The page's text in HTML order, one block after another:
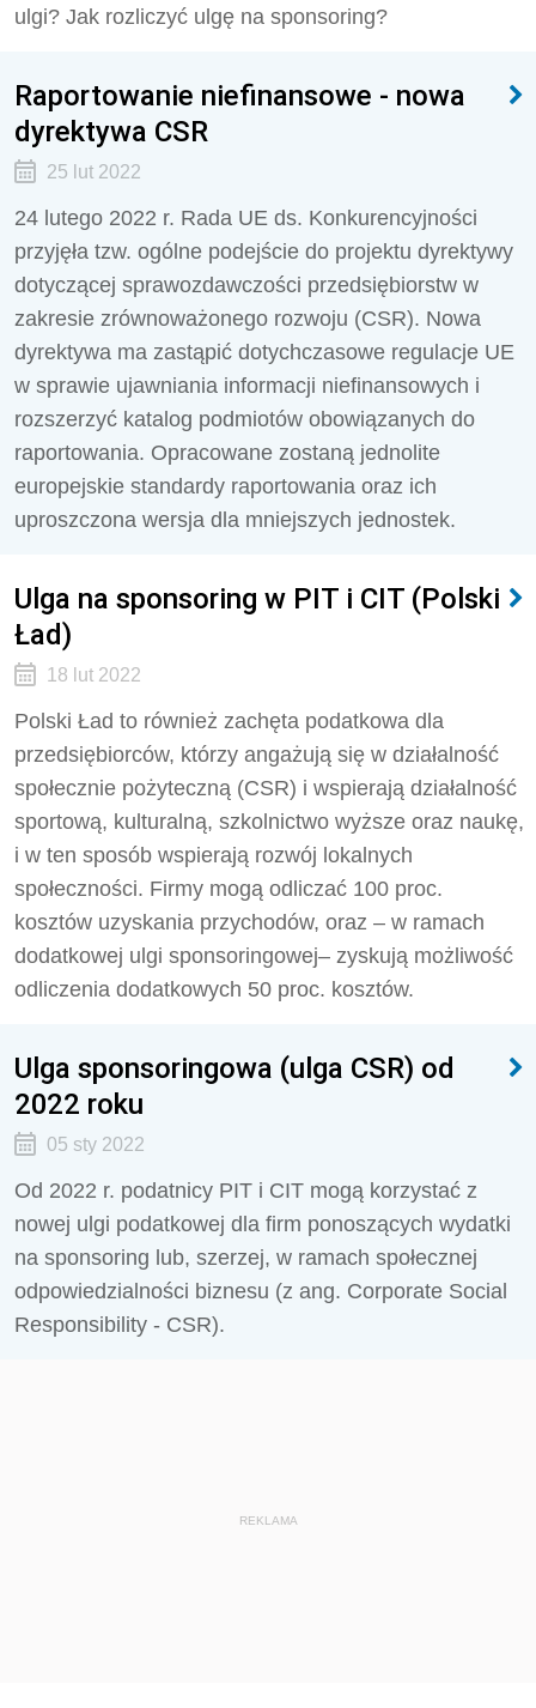
ulgi? Jak rozliczyć ulgę na sponsoring?
Raportowanie niefinansowe - nowa
dyrektywa CSR
25 lut 2022
24 lutego 2022 r. Rada UE ds. Konkurencyjności
przyjęła tzw. ogólne podejście do projektu dyrektywy
dotyczącej sprawozdawczości przedsiębiorstw w
zakresie zrównoważonego rozwoju (CSR). Nowa
dyrektywa ma zastąpić dotychczasowe regulacje UE
w sprawie ujawniania informacji niefinansowych i
rozszerzyć katalog podmiotów obowiązanych do
raportowania. Opracowane zostaną jednolite
europejskie standardy raportowania oraz ich
uproszczona wersja dla mniejszych jednostek.
Ulga na sponsoring w PIT i CIT (Polski
Ład)
18 lut 2022
Polski Ład to również zachęta podatkowa dla
przedsiębiorców, którzy angażują się w działalność
społecznie pożyteczną (CSR) i wspierają działalność
sportową, kulturalną, szkolnictwo wyższe oraz naukę,
i w ten sposób wspierają rozwój lokalnych
społeczności. Firmy mogą odliczać 100 proc.
kosztów uzyskania przychodów, oraz – w ramach
dodatkowej ulgi sponsoringowej– zyskują możliwość
odliczenia dodatkowych 50 proc. kosztów.
Ulga sponsoringowa (ulga CSR) od
2022 roku
05 sty 2022
Od 2022 r. podatnicy PIT i CIT mogą korzystać z
nowej ulgi podatkowej dla firm ponoszących wydatki
na sponsoring lub, szerzej, w ramach społecznej
odpowiedzialności biznesu (z ang. Corporate Social
Responsibility - CSR).
REKLAMA